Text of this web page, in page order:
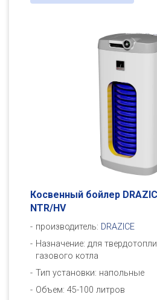
Косвенный бойлер
NTR/HV
производитель: DRAZICE
Назначение: для
газового котла
Тип установки: напольные
Объем: 45-100 литров